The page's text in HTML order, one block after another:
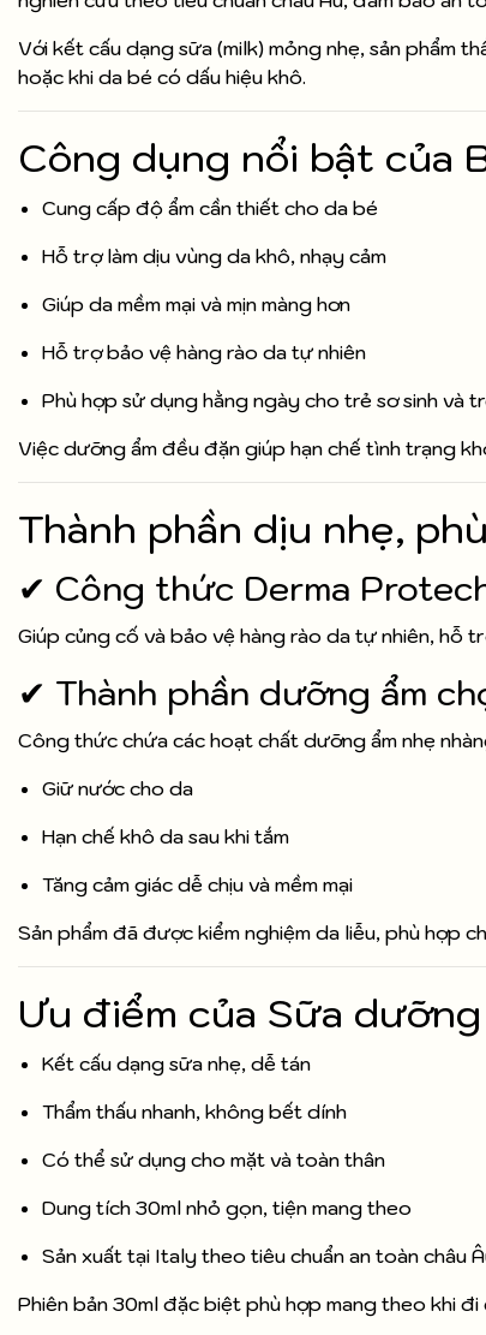
Với kết cấu dạng sữa (milk) mỏng nhẹ, sản phẩm
hoặc khi da bé có dấu hiệu khô.
Công dụng nổi bật của
Cung cấp độ ẩm cần thiết cho da bé
Hỗ trợ làm dịu vùng da khô, nhạy cảm
Giúp da mềm mại và mịn màng hơn
Hỗ trợ bảo vệ hàng rào da tự nhiên
Phù hợp sử dụng hằng ngày cho trẻ sơ sinh và
Việc dưỡng ẩm đều đặn giúp hạn chế tình trạng
Thành phần dịu nhẹ,
✔ Công thức Derma
Giúp củng cố và bảo vệ hàng rào da tự nhiên, hỗ
✔ Thành phần dưỡng ẩm
Công thức chứa các hoạt chất dưỡng ẩm nhẹ
Giữ nước cho da
Hạn chế khô da sau khi tắm
Tăng cảm giác dễ chịu và mềm mại
Sản phẩm đã được kiểm nghiệm da liễu, phù hợp
Ưu điểm của Sữa
Kết cấu dạng sữa nhẹ, dễ tán
Thẩm thấu nhanh, không bết dính
Có thể sử dụng cho mặt và toàn thân
Dung tích 30ml nhỏ gọn, tiện mang theo
Sản xuất tại Italy theo tiêu chuẩn an toàn châu
Phiên bản 30ml đặc biệt phù hợp mang theo khi